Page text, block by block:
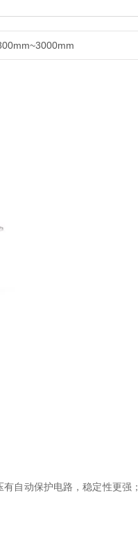
自动保护电路，稳定性更强